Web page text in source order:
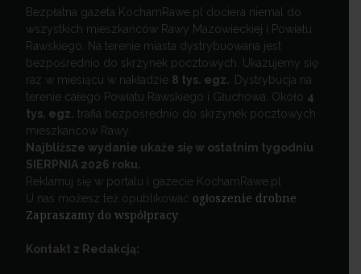
Bezpłatna gazeta KochamRawe.pl dociera niemal do
wszystkich mieszkańców Rawy Mazowieckiej i Powiatu
Rawskiego. Na terenie miasta dystrybuowana jest
bezpośrednio do skrzynek pocztowych. Ukazujemy się
raz w miesiącu w nakładzie 8 tys. egz.
Dystrybucja na
terenie całego Powiatu Rawskiego i Głuchowa. Około 4
tys. egz. trafia bezpośrednio do skrzynek pocztowych
mieszkańców Rawy.
Najbliższe wydanie ukaże się w ostatnim tygodniu
SIERPNIA 2026 roku.
Reklamuj się w portalu i gazecie KochamRawe.pl
U nas możesz też opublikować ogłoszenie drobne
Zapraszamy do współpracy.
Kontakt z Redakcją: